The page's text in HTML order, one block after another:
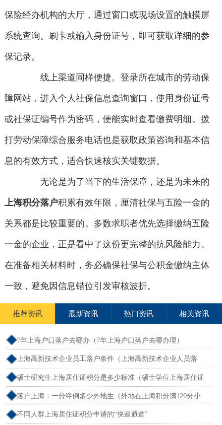
保险经办机构的大厅，通过窗口或现场设置的触摸屏
系统查询。刷卡或输入身份证号，即可获取详细的参
保记录。
线上渠道同样便捷。登录所在城市的劳动保
障网站，进入个人社保信息查询窗口，使用身份证号
或社保证编号作为密码，便能实时查看缴费明细。拨
打劳动保障综合服务电话也是获取政策咨询和基本信
息的有效方式，适合快速核实关键数据。
无论是为了当下的生活保障，还是为未来的
上海积分落户积累有效年限，厘清社保与五险一金的
关系都是比较重要的。多数求职者优先选择缴纳五险
一金的企业，正是看中了这份更完整的抗风险能力。
在准备相关材料时，务必确保社保与公积金缴纳主体
一致，避免因信息错位引发审核波折。
推荐资讯 最新资讯 热门资讯 相关资讯
7年上海户口落户去哪办（7年上海户口落户去哪办理）
上海高新技术企业员工落户条件（上海高新技术企业人员落
户）
硕士研究生上海居住证积分是多少标准（硕士学位上海居住证
积分）
落户上海：一分绊倒多少外地生（外地在上海积分满120分小
孩可以考上海大学吗）
不同人群上海居住证积分申请的“快速通道”